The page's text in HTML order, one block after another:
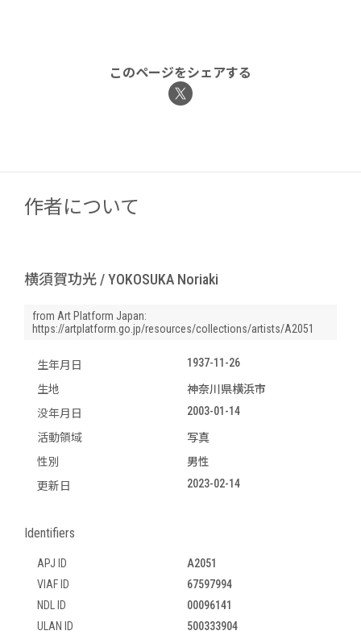
このページをシェアする
作者について
横須賀功光 / YOKOSUKA Noriaki
from Art Platform Japan:
https://artplatform.go.jp/resources/collections/artists/A2051
生年月日 1937-11-26
生地
神奈川県横浜市
没年月日
2003-01-14
活動領域
写真
性別
男性
更新日
2023-02-14
Identifiers
APJ ID
A2051
VIAF ID
67597994
NDL ID
00096141
ULAN ID
500333904